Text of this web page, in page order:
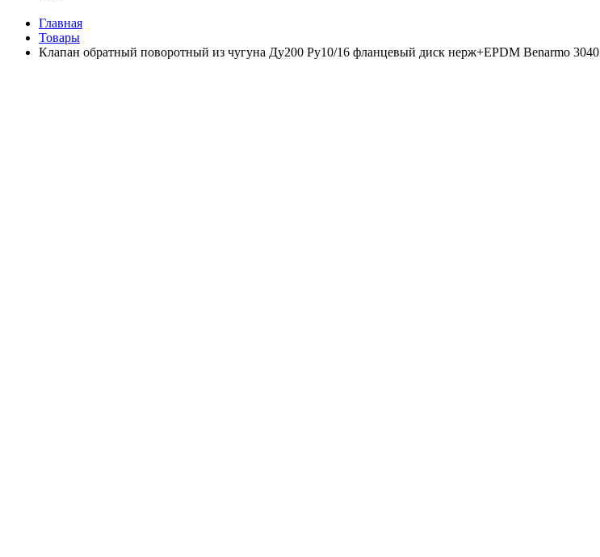
Главная
Товары
Клапан обратный поворотный из чугуна Ду200 Ру10/16 фланцевый диск нерж+EPDM Benarmo 3040